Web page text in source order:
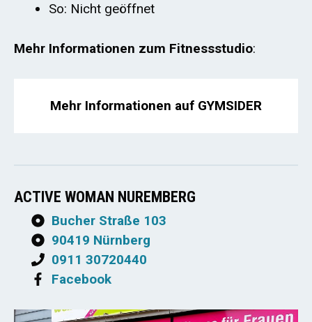
So: Nicht geöffnet
Mehr Informationen zum Fitnessstudio:
Mehr Informationen auf GYMSIDER
ACTIVE WOMAN NUREMBERG
Bucher Straße 103
90419 Nürnberg
0911 30720440
Facebook